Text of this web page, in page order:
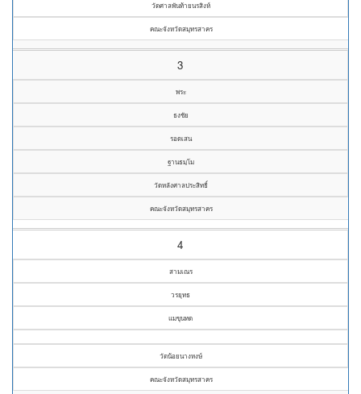
วัดศาลพันท้ายนรสิงห์
คณะจังหวัดสมุทรสาคร
3
พระ
ธงชัย
รอดเสน
ฐานธมฺโม
วัดหลังศาลประสิทธิ์
คณะจังหวัดสมุทรสาคร
4
สามเณร
วรยุทธ
แมขุนทด
วัดน้อยนางหงษ์
คณะจังหวัดสมุทรสาคร